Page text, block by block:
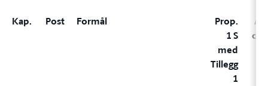
Kap. Post Formål
Prop.
1 S
med
Tillegg
1
A,
og